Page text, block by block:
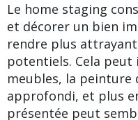
Le home staging
et décorer un bien
rendre plus
potentiels. Cela peut
meubles, la peinture
approfondi, et plus
présentée peut